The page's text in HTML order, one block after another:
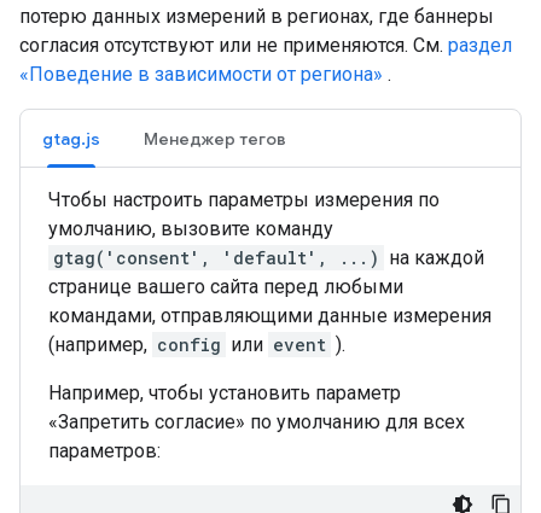
потерю данных измерений в регионах, где баннеры
согласия отсутствуют или не применяются. См. раздел
«Поведение в зависимости от региона» .
gtag.js Менеджер тегов
Чтобы настроить параметры измерения по
умолчанию, вызовите команду
gtag('consent', 'default', ...) на каждой
странице вашего сайта перед любыми
командами, отправляющими данные измерения
(например, config или event ).
Например, чтобы установить параметр
«Запретить согласие» по умолчанию для всех
параметров: